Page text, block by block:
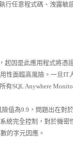
任意程式碼、洩露敏
因是此應用程式將憑
性面臨高風險。一旦IT
SQL Anywhere
值為9.9，問題出在對
統完全控制，對於機密
的字元因應。